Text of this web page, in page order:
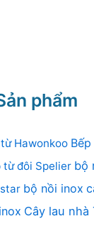
phẩm
Hawonkoo
từ đôi Spelier bộ
bộ nồi inox
Cây lau nhà